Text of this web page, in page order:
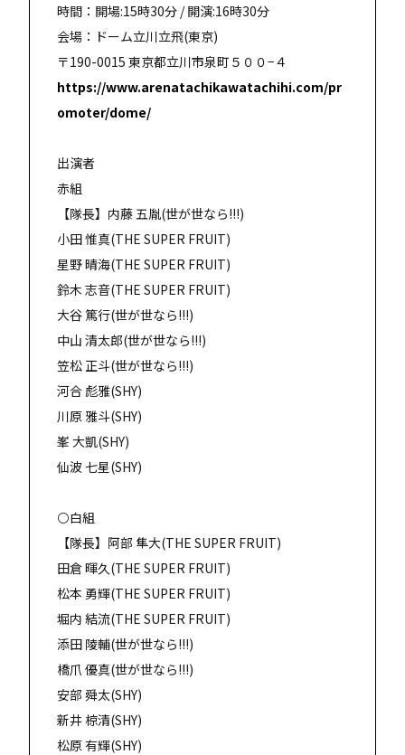
時間：開場:15時30分 / 開演:16時30分
会場：ドーム立川立飛(東京)
〒190-0015 東京都立川市泉町５００−４
https://www.arenatachikawatachihi.com/pr
omoter/dome/
出演者
赤組
【隊長】内藤 五胤(世が世なら!!!)
小田 惟真(THE SUPER FRUIT)
星野 晴海(THE SUPER FRUIT)
鈴木 志音(THE SUPER FRUIT)
大谷 篤行(世が世なら!!!)
中山 清太郎(世が世なら!!!)
笠松 正斗(世が世なら!!!)
河合 彪雅(SHY)
川原 雅斗(SHY)
峯 大凱(SHY)
仙波 七星(SHY)
⚪️白組
【隊長】阿部 隼大(THE SUPER FRUIT)
田倉 暉久(THE SUPER FRUIT)
松本 勇輝(THE SUPER FRUIT)
堀内 結流(THE SUPER FRUIT)
添田 陵輔(世が世なら!!!)
橋爪 優真(世が世なら!!!)
安部 舜太(SHY)
新井 椋清(SHY)
松原 有輝(SHY)